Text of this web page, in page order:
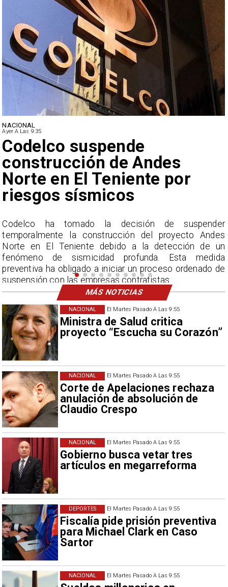
El Martes Pasado A Las 9:55
Ministra de Salud critica
proyecto “Escucha su Corazón”
NACIONAL
El Martes Pasado A Las 9:55
Corte de Apelaciones rechaza
anulación de absolución de
Claudio Crespo
NACIONAL
El Martes Pasado A Las 9:55
Gobierno busca vetar tres
artículos en megarreforma
NACIONAL
El Martes Pasado A Las 9:55
Fiscalía pide prisión preventiva
para Michael Clark en Caso
Sartor
DEPORTES
El Martes Pasado A Las 9:55
NACIONAL
NACIONAL
Ayer A Las 9:35
Lluvias históricas en Chile:
ciudades alcanzan máximos
nunca vistos
La Dirección Meteorológica de Chile reporta
acumulados sin precedentes en julio y pronostica lluvias
por encima del promedio en agosto.
MÁS NOTICIAS